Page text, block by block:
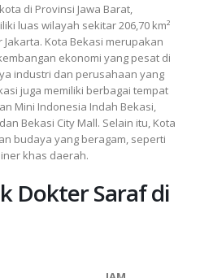
di Provinsi Jawa Barat,
luas wilayah sekitar 206,70 km²
Kota Bekasi merupakan
ekonomi yang pesat di
industri dan perusahaan yang
juga memiliki berbagai tempat
Mini Indonesia Indah Bekasi,
Bekasi City Mall. Selain itu, Kota
budaya yang beragam, seperti
khas daerah.
Dokter Saraf di